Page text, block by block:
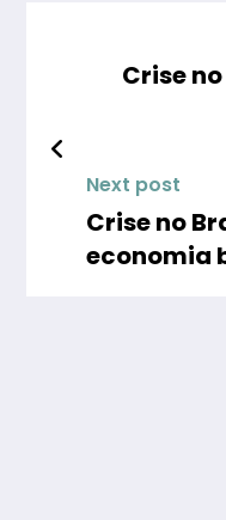
Crise
Next post
Crise no
economia